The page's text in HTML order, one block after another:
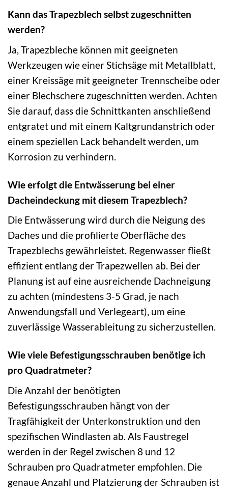
Kann das Trapezblech selbst zugeschnitten
werden?
Ja, Trapezbleche können mit geeigneten
Werkzeugen wie einer Stichsäge mit Metallblatt,
einer Kreissäge mit geeigneter Trennscheibe oder
einer Blechschere zugeschnitten werden. Achten
Sie darauf, dass die Schnittkanten anschließend
entgratet und mit einem Kaltgrundanstrich oder
einem speziellen Lack behandelt werden, um
Korrosion zu verhindern.
Wie erfolgt die Entwässerung bei einer
Dacheindeckung mit diesem Trapezblech?
Die Entwässerung wird durch die Neigung des
Daches und die profilierte Oberfläche des
Trapezblechs gewährleistet. Regenwasser fließt
effizient entlang der Trapezwellen ab. Bei der
Planung ist auf eine ausreichende Dachneigung
zu achten (mindestens 3-5 Grad, je nach
Anwendungsfall und Verlegeart), um eine
zuverlässige Wasserableitung zu sicherzustellen.
Wie viele Befestigungsschrauben benötige ich
pro Quadratmeter?
Die Anzahl der benötigten
Befestigungsschrauben hängt von der
Tragfähigkeit der Unterkonstruktion und den
spezifischen Windlasten ab. Als Faustregel
werden in der Regel zwischen 8 und 12
Schrauben pro Quadratmeter empfohlen. Die
genaue Anzahl und Platzierung der Schrauben ist